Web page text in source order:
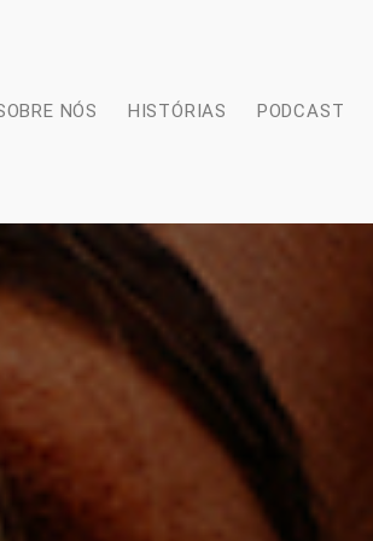
NÓS HISTÓRIAS PODCAST